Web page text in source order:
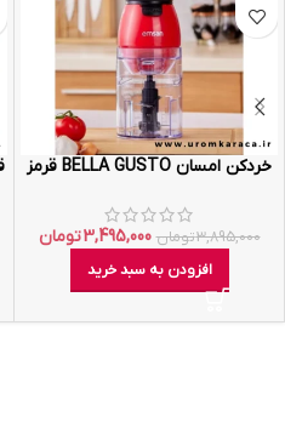
خردکن امسان BELLA GUSTO قرمز
3,895,000تومان 3,495,000تومان
افزودن به سبد خرید